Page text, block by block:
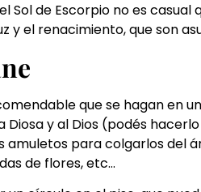
Sol de Escorpio no es
y el renacimiento, que son
que se hagan en
y al Dios (podés
para colgarlos del
de flores, etc…